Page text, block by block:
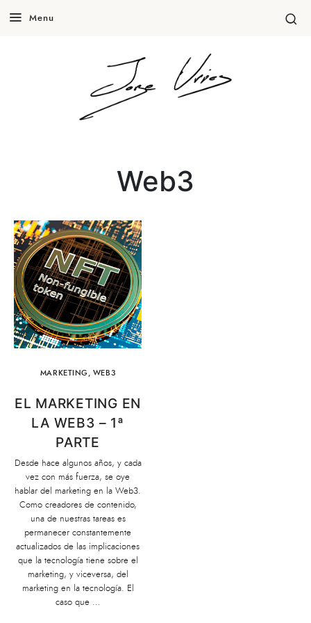
Menu
Web3
MARKETING, WEB3
EL MARKETING EN
LA WEB3 – 1ª
PARTE
Desde hace algunos años, y cada
vez con más fuerza, se oye
hablar del marketing en la Web3.
Como creadores de contenido,
una de nuestras tareas es
permanecer constantemente
actualizados de las implicaciones
que la tecnología tiene sobre el
marketing, y viceversa, del
marketing en la tecnología. El
caso que …